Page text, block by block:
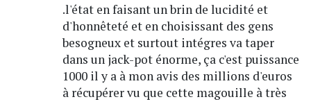
.l'état en faisant un brin de lucidité et
d'honnêteté et en choisissant des gens
besogneux et surtout intégres va taper
dans un jack-pot énorme, ça c'est puissance
1000 il y a à mon avis des millions d'euros
à récupérer vu que cette magouille à très